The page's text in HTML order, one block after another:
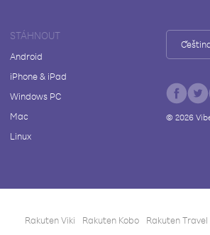
STÁHNOUT
Android
iPhone & iPad
Windows PC
Mac
Linux
© 2026
Rakuten Viki Rakuten Kobo Rakuten Travel